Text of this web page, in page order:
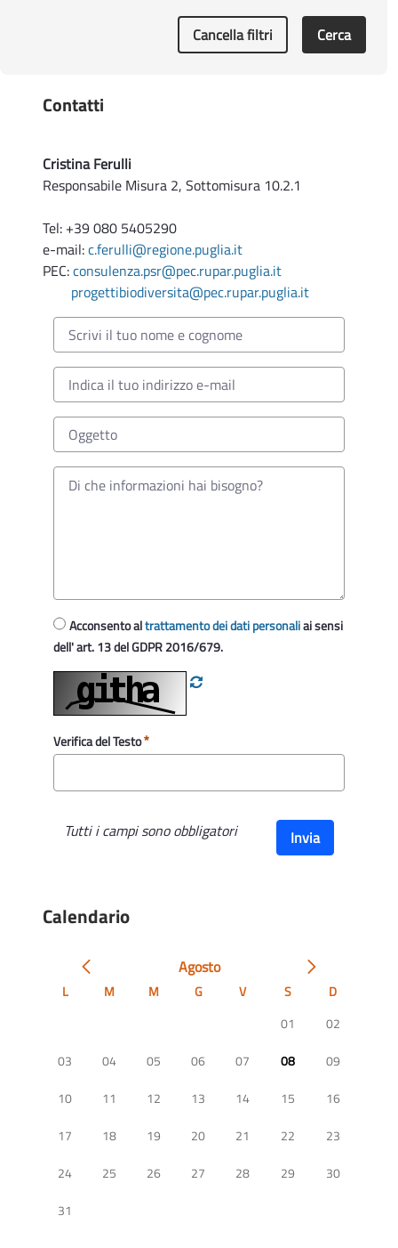
Determinazione Autorità di Gestione n. 60 del
- Aggiornamento delle disposizioni per la
migrazione degli impegni assunti dalla Regione
seno al PSP 2023/2027 di cui alla DAdG
43/2025
Cancella filtri Cerca
Contatti
Cristina Ferulli
Responsabile Misura 2, Sottomisura 10.2.1
Tel: +39 080 5405290
e-mail:c.ferulli@regione.puglia.it
PEC:consulenza.psr@pec.rupar.puglia.it
progettibiodiversita@pec.rupar.puglia.it
Acconsento altrattamento dei dati personaliai sensi
dell' art. 13 del GDPR 2016/679.
Verifica del Testo
Tutti i campi sono obbligatori Invia
Calendario
Agosto
L M M G V S
D
01
02
03
04 05 06 07 08
09
10
11 12 13 14 15
16
17
18 19 20 21 22
23
24
25 26 27 28 29
30
31